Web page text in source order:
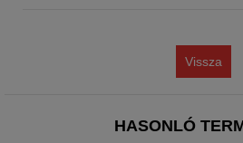
Vissza
HASONLÓ